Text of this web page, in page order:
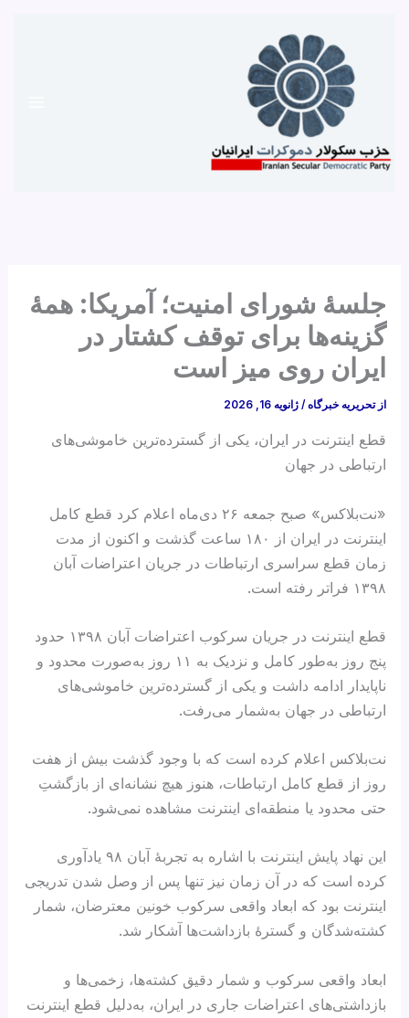
جلسۀ شورای امنیت؛ آمریکا: همۀ
گزینه‌ها برای توقف کشتار در
ایران روی میز است
از تحریریه خبرگاه/ژانویه 16, 2026
قطع اینترنت در ایران، یکی از گسترده‌ترین خاموشی‌های
ارتباطی در جهان
«نت‌بلاکس» صبح جمعه ۲۶ دی‌ماه اعلام کرد قطع کامل
اینترنت در ایران از ۱۸۰ ساعت گذشت و اکنون از مدت
زمان قطع سراسری ارتباطات در جریان اعتراضات آبان
۱۳۹۸ فراتر رفته است.
قطع اینترنت در جریان سرکوب اعتراضات آبان ۱۳۹۸ حدود
پنج روز به‌طور کامل و نزدیک به ۱۱ روز به‌صورت محدود و
ناپایدار ادامه داشت و یکی از گسترده‌ترین خاموشی‌های
ارتباطی در جهان به‌شمار می‌رفت.
نت‌بلاکس اعلام کرده است که با وجود گذشت بیش از هفت
روز از قطع کامل ارتباطات، هنوز هیچ نشانه‌ای از بازگشتِ
حتی محدود یا منطقه‌ای اینترنت مشاهده نمی‌شود.
این نهاد پایش اینترنت با اشاره به تجربهٔ آبان ۹۸ یادآوری
کرده است که در آن زمان نیز تنها پس از وصل شدن تدریجی
اینترنت بود که ابعاد واقعی سرکوب خونین معترضان، شمار
کشته‌شدگان و گسترهٔ بازداشت‌ها آشکار شد.
ابعاد واقعی سرکوب و شمار دقیق کشته‌ها، زخمی‌ها و
بازداشتی‌های اعتراضات جاری در ایران، به‌دلیل قطع اینترنت